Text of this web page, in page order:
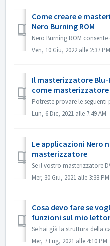
Come creare e
Nero Burning ROM
Ven, 10 Giu, 2022 alle 2:37 PM
Il masterizzatore
come masterizzatore
Lun, 6 Dic, 2021 alle 7:49 AM
Le applicazioni Nero
masterizzatore
Mer, 30 Giu, 2021 alle 3:38 PM
Cosa devo fare se
funzioni sul mio
Mer, 7 Lug, 2021 alle 4:10 PM